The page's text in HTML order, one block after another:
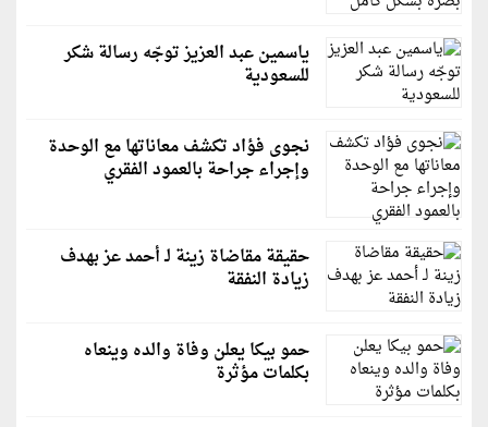
ياسمين عبد العزيز توجّه رسالة شكر
للسعودية
نجوى فؤاد تكشف معاناتها مع الوحدة
وإجراء جراحة بالعمود الفقري
حقيقة مقاضاة زينة لـ أحمد عز بهدف
زيادة النفقة
حمو بيكا يعلن وفاة والده وينعاه
بكلمات مؤثرة